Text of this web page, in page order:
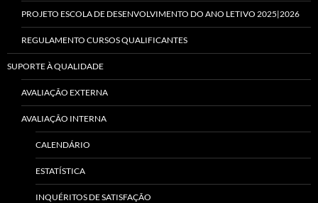
PROJETO ESCOLA DE DESENVOLVIMENTO DO ANO LETIVO 2025|2026
REGULAMENTO CURSOS QUALIFICANTES
SUPORTE À QUALIDADE
AVALIAÇÃO EXTERNA
AVALIAÇÃO INTERNA
CALENDÁRIO
ESTATÍSTICA
INQUÉRITOS DE SATISFAÇÃO